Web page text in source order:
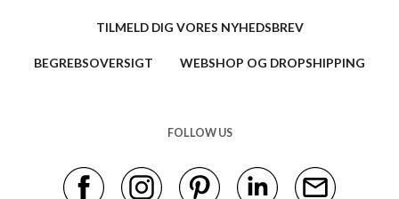
TILMELD DIG VORES NYHEDSBREV
BEGREBSOVERSIGT WEBSHOP OG DROPSHIPPING
FOLLOW US